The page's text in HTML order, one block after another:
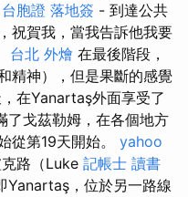
台胞證 落地簽 - 到達公共
祝賀我，當我告訴他我要
台北 外燴 在最後階段，
精神），但是果斷的感覺
在Yanartaş外面享受了
了戈茲勒姆，在各個地方
從第19天開始。 yahoo
路（Luke 記帳士 讀書
Yanartaş，位於另一路線